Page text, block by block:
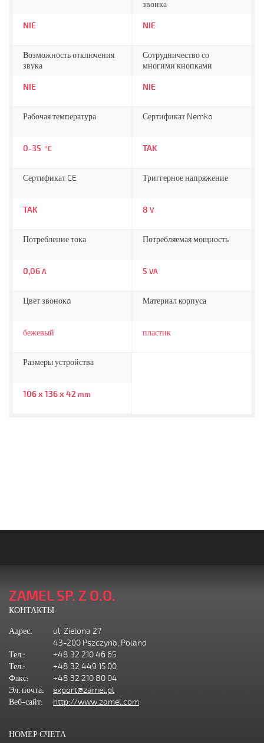
NIE
звонка
NIE
Возможность отключения
звука
NIE
Сотрудничество со
многими кнопками
NIE
Рабочая температура
0-35 °C
Сертификат Nemko
TAK
Сертификат CE
TAK
Триггерное напряжение
8 V
Потребление тока
0,06 A
Потребляемая мощность
5 VA
Цвет звонокa
бежевый
Материал корпуса
пластик
Размеры устройства
106 x 136 x 42 mm
ZAMEL SP. Z O.O.
КОНТАКТЫ
Адрес:
ul. Zielona 27
43-200 Pszczyna, Poland
Тел.:
+48 32 210 46 65
Тел.:
+48 32 449 15 00
Факс:
+48 32 210 80 04
Эл. почта:
export@zamel.pl
Веб-сайт:
http://www.zamel.com
НОМЕР СЧЕТА